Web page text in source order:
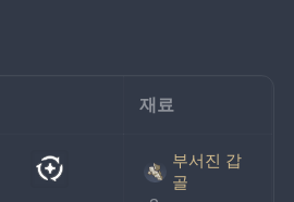
재료
부서진 갑
골